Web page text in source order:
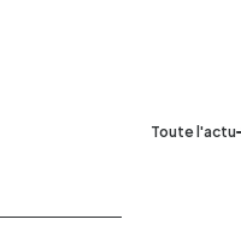
Toute l'actu